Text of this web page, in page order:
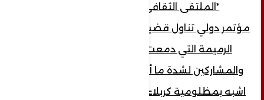
*الملتقى الثقافي النسائي لبنان..
مؤتمر دولي تناول قضية ومظلومية أشراف آل
الرميمة التي دمعت لها اعين المفكرين
والمشاركين لشدة ما أصابهم من مظلومية
اشبه بمظلومية كربلاء المقدسة أو جزء منها